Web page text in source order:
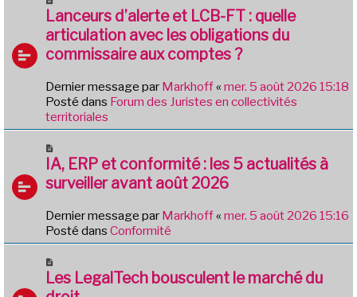
m
e
s
s
g
e
o
u
v
e
u
m
e
s
a
g
Lanceurs d’alerte et LCB-FT : quelle
articulation avec les obligations du
commissaire aux comptes ?
Dernier message par Markhoff« mer. 5 août 2026 15:18
Posté dans Forum des Juristes en collectivités
territoriales
o
u
v
a
u
s
IA, ERP et conformité : les 5 actualités à
surveiller avant août 2026
Dernier message par Markhoff« mer. 5 août 2026 15:16
Posté dans Conformité
o
u
Les LegalTech bousculent le marché du